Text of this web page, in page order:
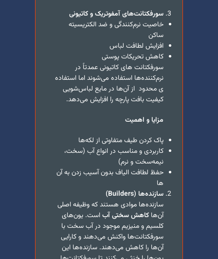
سورفکتانت‌های آمفوتریک و کاتیونی
خاصیت نرم‌کنندگی و ضد الکتریسیته
ساکن
افزایش لطافت لباس
کاهش تحریکات پوستی
سورفکتانت های کاتیونی عمدتاً در
نرم‌کننده‌ها استفاده می‌شوند اما استفاده
ی محدود از آن‌ها در مایع لباس‌شویی
کیفیت بافت پارچه را افزایش می‌دهد.
مزایا و اهمیت
پاک کردن طیف متفاوتی از لکه‌ها
کاربردی و مناسب در انواع آب (سخت،
نیمه‌سخت و نرم)
حفظ لطافت الیاف بدون آسیب زدن به آن
ها
سازنده‌ها (Builders
)
سازنده‌ها موادی هستند که وظیفه اصلی
آن‌ها کاهش سختی آباست. یون‌های
کلسیم و منیزیم موجود در آب سخت با
سورفکتانت‌ها واکنش می‌دهند و کارایی
آن‌ها را کاهش می‌دهند. سازنده‌ها این